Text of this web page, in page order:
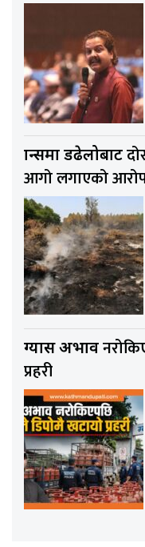
फ्रान्समा डढेलोबाट
आगो लगाएको
ग्यास अभाव
प्रहरी